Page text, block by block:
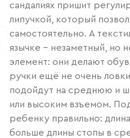
сандалиях пришит
липучкой, который
самостоятельно. А
язычке – незаметный, но
элемент: они делают
ручки ещё не очень
подойдут на среднюю и
или высоким взъемом.
ребенку правильно:
больше длины стопы в